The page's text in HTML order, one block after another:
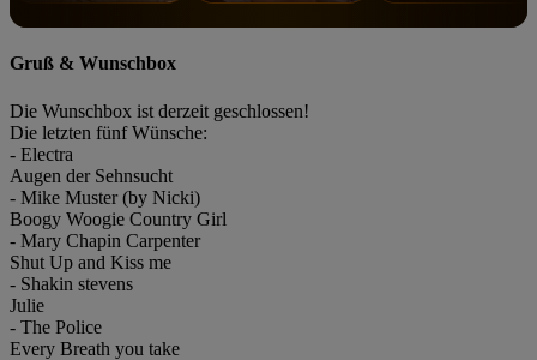
Gruß & Wunschbox
Die Wunschbox ist derzeit geschlossen!
Die letzten fünf Wünsche:
- Electra
Augen der Sehnsucht
- Mike Muster (by Nicki)
Boogy Woogie Country Girl
- Mary Chapin Carpenter
Shut Up and Kiss me
- Shakin stevens
Julie
- The Police
Every Breath you take